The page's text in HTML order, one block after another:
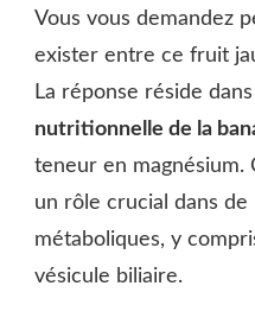
Vous vous demandez
exister entre ce fruit
La réponse réside dans
nutritionnelle de la
teneur en magnésium.
un rôle crucial dans
métaboliques, y
vésicule biliaire.